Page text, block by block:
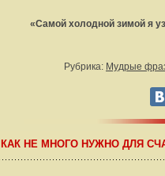
«Самой холодной зимой я
Рубрика: Мудрые
КАК НЕ МНОГО НУЖНО ДЛЯ